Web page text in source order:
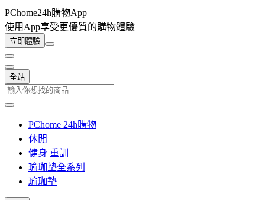
PChome24h購物App
使用App享受更優質的購物體驗
立即體驗
全站
PChome 24h購物
休閒
健身 重訓
瑜珈墊全系列
瑜珈墊